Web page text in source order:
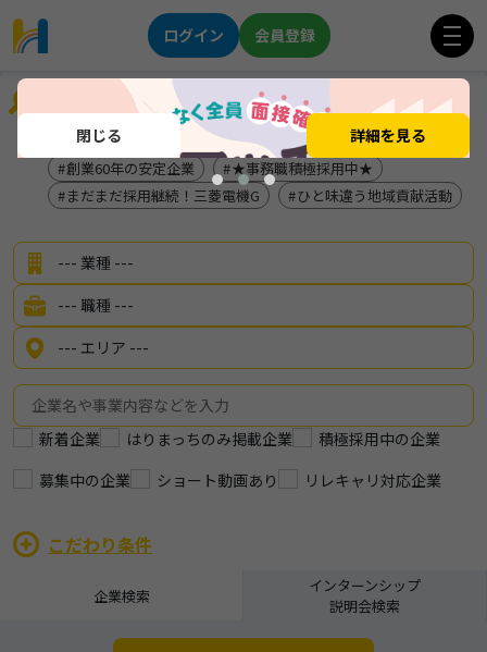
ログイン 会員登録
企業を探す
印南食品
125日しっかり休めます！
創業60年の安定企業
★事務職積極採用中★
まだまだ採用継続！三菱電機G
ひと味違う地域貢献活動
新着企業 はりまっちのみ掲載企業
積極採用中の企業
募集中の企業
ショート動画あり リレキャリ対応企業
こだわり条件
企業検索
インターンシップ
説明会検索
閉じる 詳細を見る